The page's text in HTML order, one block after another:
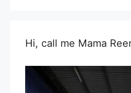
Hi, call me Mama